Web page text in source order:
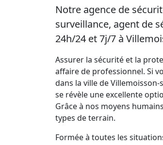
Notre agence de
surveillance, agent de
24h/24 et 7j/7 à
Assurer la sécurité et la
affaire de professionnel. Si
dans la ville de
se révèle une excellente
Grâce à nos moyens
types de terrain.
Formée à toutes les